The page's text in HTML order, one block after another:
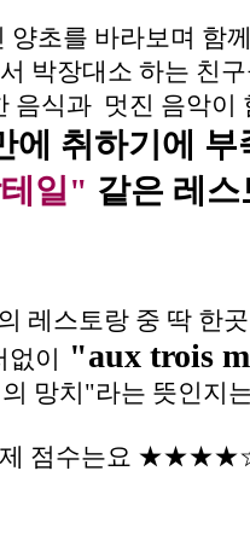
양초를 바라보며 함
박장대소 하는 친
음식과 멋진 음악
에 취하기에
일" 같은 레
레스토랑 중 딱 한
없이 "aux trois
망치"라는 뜻인지
제 점수는요